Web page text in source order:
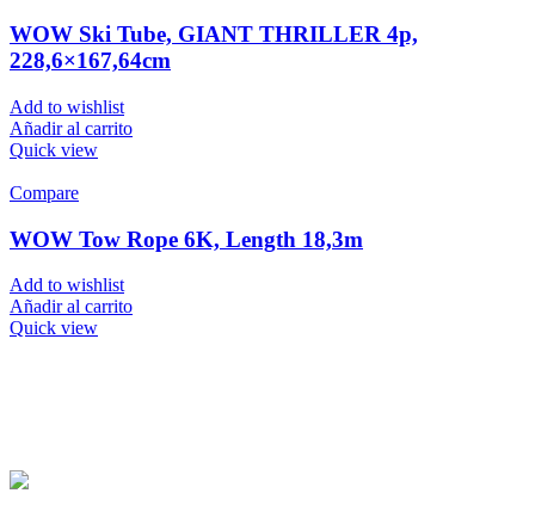
WOW Ski Tube, GIANT THRILLER 4p,
228,6×167,64cm
Add to wishlist
Añadir al carrito
Quick view
Compare
WOW Tow Rope 6K, Length 18,3m
Add to wishlist
Añadir al carrito
Quick view